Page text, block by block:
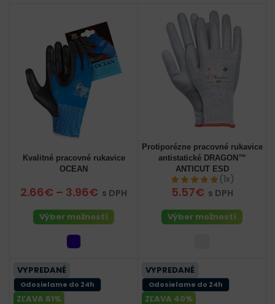
Kvalitné pracovné rukavice
OCEAN
2.66€ – 3.96€ s DPH
Výber možností
Protiporézne pracovné rukavice
antistatické DRAGON™
ANTICUT ESD
(1x)
5.57€ s DPH
Výber možností
ZĽAVA 61%
Odosielame do 24h
VYPREDANÉ
ZĽAVA 40%
Odosielame do 24h
VYPREDANÉ